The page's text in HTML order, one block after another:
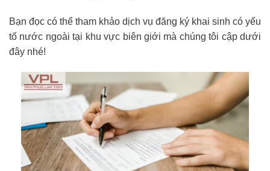
Bạn đọc có thể tham khảo dịch vụ đăng ký khai sinh có yếu
tố nước ngoài tại khu vực biên giới mà chúng tôi cập dưới
đây nhé!